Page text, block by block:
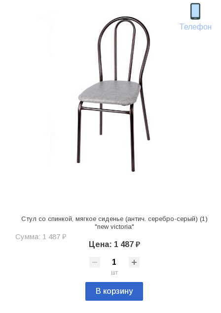
Телефон
Стул со спинкой, мягкое сиденье (антич. серебро-серый) (1)
"new victoria"
Сумма: 1 487 ₽
Цена: 1 487 ₽
шт
В корзину